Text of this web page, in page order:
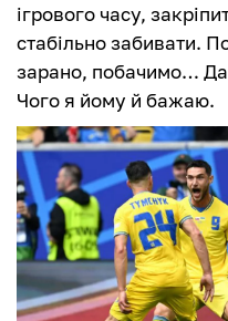
ігрового часу,
стабільно забивати.
зарано, побачимо…
Чого я йому й бажаю.